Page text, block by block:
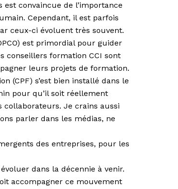
convaincue de l’importance
Cependant, il est parfois
ceux-ci évoluent très souvent.
est primordial pour guider
conseillers formation CCI sont
leurs projets de formation.
(CPF) s’est bien installé dans le
pour qu’il soit réellement
collaborateurs. Je crains aussi
parler dans les médias, ne
des entreprises, pour les
dans la décennie à venir.
accompagner ce mouvement